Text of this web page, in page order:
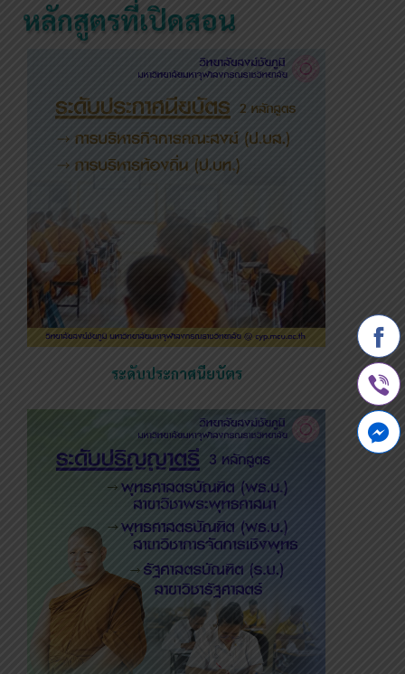
หลักสูตรที่เปิดสอน
ระดับประกาศนียบัตร